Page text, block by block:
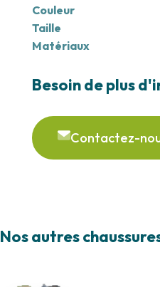
Couleur
Taille
Matériaux
Besoin de plus
Contactez-
Nos autres